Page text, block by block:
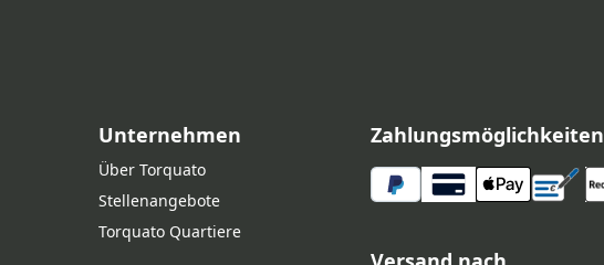
Unternehmen
Über Torquato
Stellenangebote
Torquato Quartiere
Zahlungsmöglichkeiten